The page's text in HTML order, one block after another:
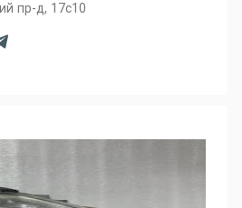
пр-д, 17с10